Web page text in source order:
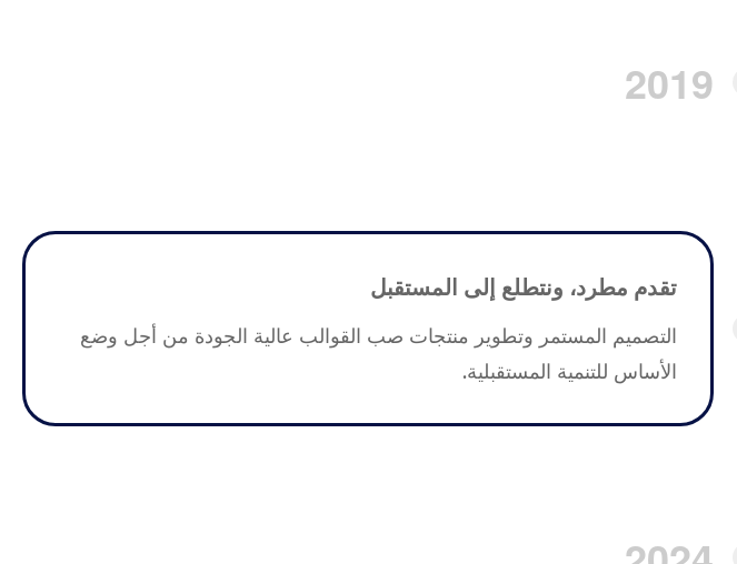
2019
تقدم مطرد، ونتطلع إلى المستقبل
التصميم المستمر وتطوير منتجات صب القوالب عالية الجودة من أجل وضع
الأساس للتنمية المستقبلية.